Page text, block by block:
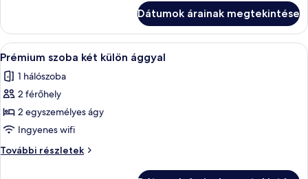
ággyal
további
részletei
Dátumok árainak megtekintése
A
következő
szoba
összes
képének
megtekintése:
Prémium
szoba
Egy kétágyas szoba, állványon
4
Prémium szoba két külön ággyal
1 hálószoba
2 férőhely
2 egyszemélyes ágy
Ingyenes wifi
További részletek
Prémium